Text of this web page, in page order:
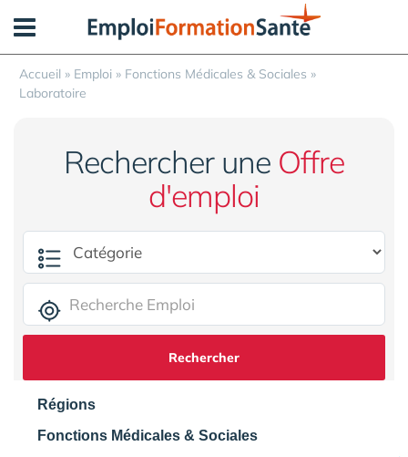
Accueil » Emploi » Fonctions Médicales & Sociales »
Laboratoire
Rechercher une Offre
d'emploi
Rechercher
Régions
Fonctions Médicales & Sociales